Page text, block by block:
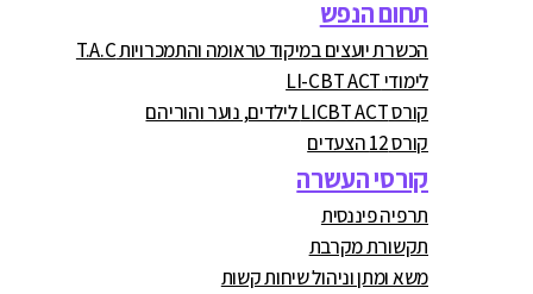
תחום הנפש
הכשרת יועצים במיקוד טראומה והתמכרויות T.A.C
לימודי LI-CBT ACT
קורס LICBT ACT לילדים, נוער והוריהם
קורס 12 הצעדים
קורסי העשרה
תרפיה פיננסית
תקשורת מקרבת
משא ומתן וניהול שיחות קשות